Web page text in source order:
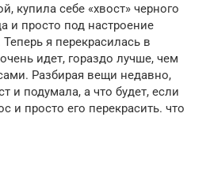
купила себе «хвост» черного
и просто под настроение
я перекрасилась в
идет, гораздо лучше, чем
Разбирая вещи недавно,
и подумала, а что будет, если
и просто его перекрасить. что